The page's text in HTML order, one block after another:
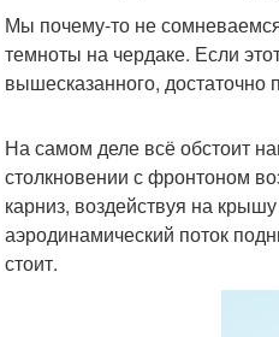
Мы почему-то не
темноты на чердаке. Если
вышесказанного, достаточно
На самом деле всё обстоит
столкновении с фронтоном
карниз, воздействуя на
аэродинамический поток
стоит.